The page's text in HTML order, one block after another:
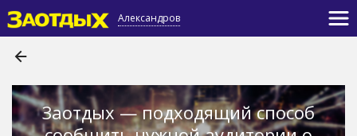
Александров
Заотдых — подходящий способ